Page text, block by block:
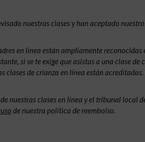
nuestras clases y han aceptado
en línea están ampliamente
si se te exige que asistas a una clase de
de crianza en línea están
nuestras clases en línea y el tribunal local
de nuestra política de reembolso.